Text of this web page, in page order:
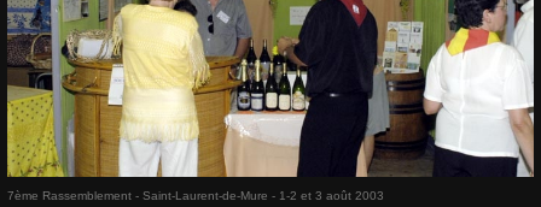
7ème Rassemblement - Saint-Laurent-de-Mure - 1-2 et 3 août 2003